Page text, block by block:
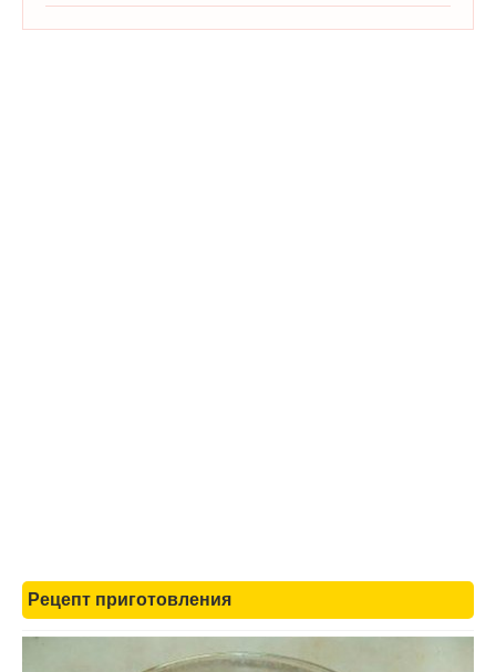
Рецепт приготовления